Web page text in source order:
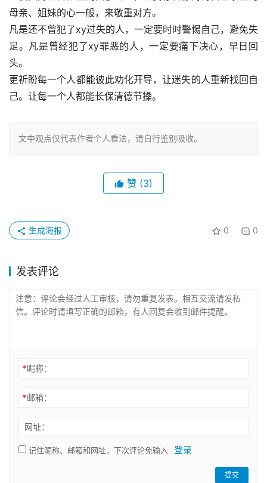
母亲、姐妹的心一般，来敬重对方。
凡是还不曾犯了xy过失的人，一定要时时警惕自己，避免失
足。凡是曾经犯了xy罪恶的人，一定要痛下决心，早日回
头。
更祈盼每一个人都能彼此劝化开导，让迷失的人重新找回自
己。让每一个人都能长保清德节操。
文中观点仅代表作者个人看法，请自行鉴别吸收。
赞 (3)
0 0
生成海报
发表评论
*昵称：
*邮箱：
网址：
记住昵称、邮箱和网址，下次评论免输入 登录
提交